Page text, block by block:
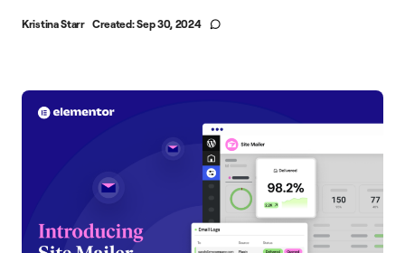
Kristina Starr Created:Sep 30, 2024